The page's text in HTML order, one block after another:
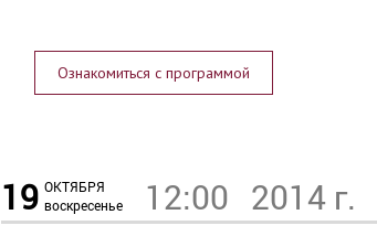
Ознакомиться с программой
19 ОКТЯБРЯ
воскресенье
12:00 2014 г.